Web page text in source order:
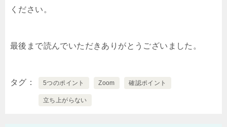
ください。
最後まで読んでいただきありがとうございました。
タグ 5つのポイント Zoom 確認ポイント
立ち上がらない